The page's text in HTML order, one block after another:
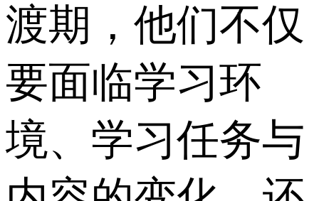
渡期，他们不仅
要面临学习环
境、学习任务与